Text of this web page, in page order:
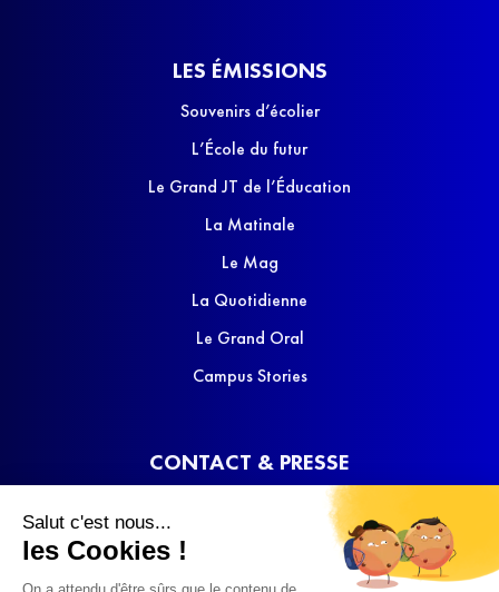
Salut c'est nous...
les Cookies !
On a attendu d'être sûrs que le contenu de
LES ÉMISSIONS
Souvenirs d’écolier
L’École du futur
Le Grand JT de l’Éducation
La Matinale
Le Mag
La Quotidienne
Le Grand Oral
Campus Stories
CONTACT & PRESSE